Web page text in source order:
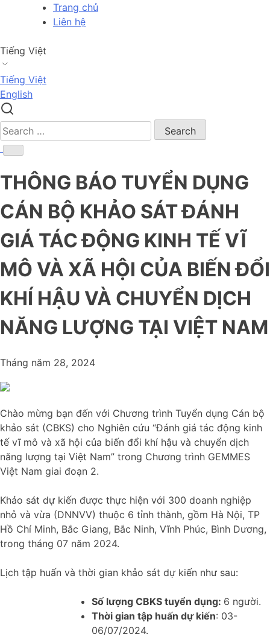
Trang chủ
Liên hệ
Tiếng Việt
Tiếng Việt
English
Search
for:
THÔNG BÁO TUYỂN DỤNG
CÁN BỘ KHẢO SÁT ĐÁNH
GIÁ TÁC ĐỘNG KINH TẾ VĨ
MÔ VÀ XÃ HỘI CỦA BIẾN ĐỔI
KHÍ HẬU VÀ CHUYỂN DỊCH
NĂNG LƯỢNG TẠI VIỆT NAM
Tháng năm 28, 2024
Chào mừng bạn đến với Chương trình Tuyển dụng Cán bộ
khảo sát (CBKS) cho Nghiên cứu “Đánh giá tác động kinh
tế vĩ mô và xã hội của biến đổi khí hậu và chuyển dịch
năng lượng tại Việt Nam” trong Chương trình GEMMES
Việt Nam giai đoạn 2.
Khảo sát dự kiến được thực hiện với 300 doanh nghiệp
nhỏ và vừa (DNNVV) thuộc 6 tỉnh thành, gồm Hà Nội, TP
Hồ Chí Minh, Bắc Giang, Bắc Ninh, Vĩnh Phúc, Bình Dương,
trong tháng 07 năm 2024.
Lịch tập huấn và thời gian khảo sát dự kiến như sau:
Số lượng CBKS tuyển dụng: 6 người.
Thời gian tập huấn dự kiến: 03-
06/07/2024.